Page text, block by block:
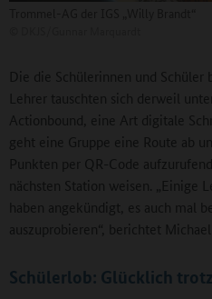
Die die Schülerinnen und
Lehrer tauschten sich derweil
Actionbound, eine Art digitale
geht eine Gruppe eine Route ab
Punkten per QR-Code
nächsten Station weisen. „Einige
haben angekündigt, es auch mal
auszuprobieren“, berichtet Michael
Schülerlob: Glücklich